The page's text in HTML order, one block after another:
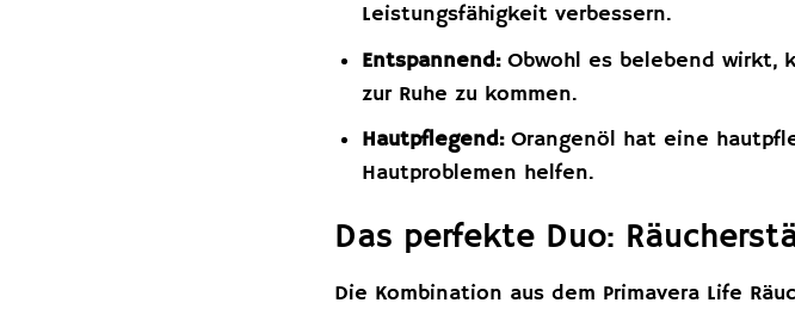
Leistungsfähigkeit verbessern.
Entspannend:Obwohl es belebend wirkt,
zur Ruhe zu kommen.
Hautpflegend:Orangenöl hat eine
Hautproblemen helfen.
Das perfekte Duo:
Die Kombination aus dem Primavera Life